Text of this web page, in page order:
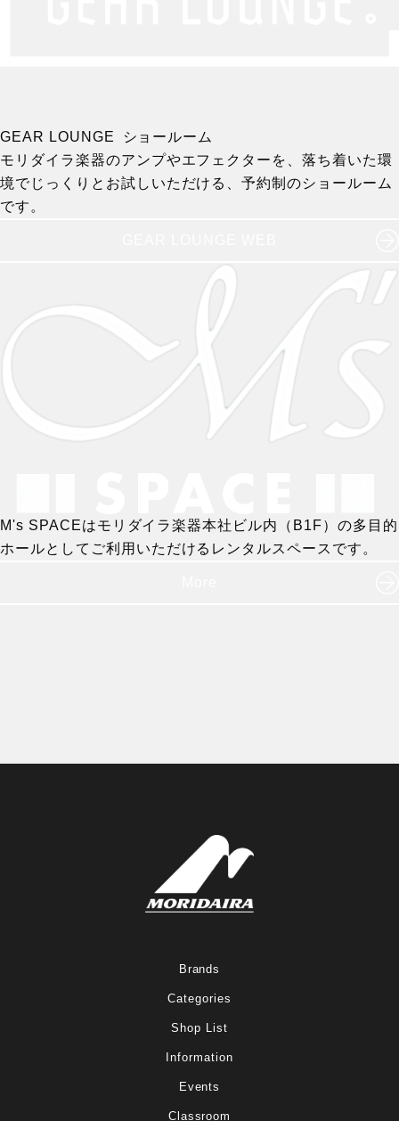
GEAR LOUNGE ショールーム
モリダイラ楽器のアンプやエフェクターを、落ち着いた環
境でじっくりとお試しいただける、予約制のショールーム
です。
M's SPACEはモリダイラ楽器本社ビル内（B1F）の多目的
ホールとしてご利用いただけるレンタルスペースです。
Brands
Categories
Shop List
Information
Events
Classroom